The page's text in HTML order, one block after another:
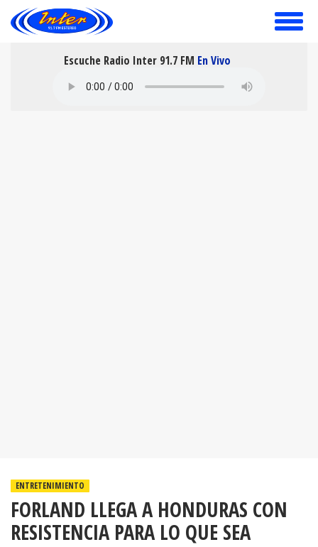
toggle
Escuche Radio Inter 91.7 FM En Vivo
ENTRETENIMIENTO
FORLAND LLEGA A HONDURAS CON
RESISTENCIA PARA LO QUE SEA